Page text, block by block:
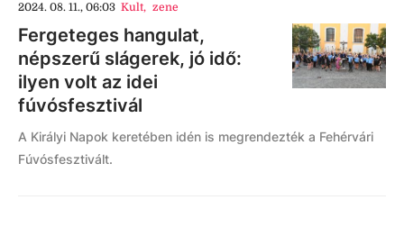
2024. 08. 11., 06:03 Kult, zene
Fergeteges hangulat,
népszerű slágerek, jó idő:
ilyen volt az idei
fúvósfesztivál
A Királyi Napok keretében idén is megrendezték a Fehérvári
Fúvósfesztivált.